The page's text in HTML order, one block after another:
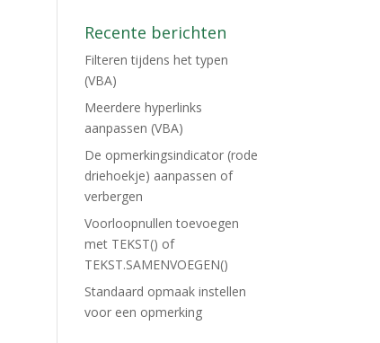
Recente berichten
Filteren tijdens het typen
(VBA)
Meerdere hyperlinks
aanpassen (VBA)
De opmerkingsindicator (rode
driehoekje) aanpassen of
verbergen
Voorloopnullen toevoegen
met TEKST() of
TEKST.SAMENVOEGEN()
Standaard opmaak instellen
voor een opmerking